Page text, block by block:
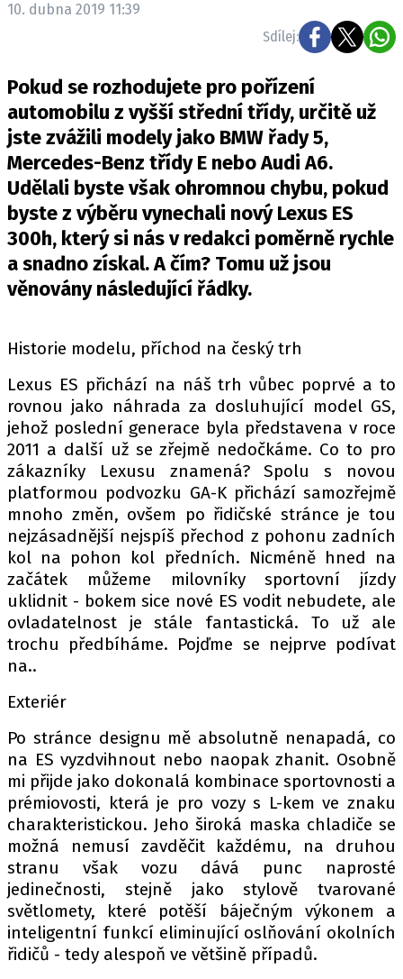
OSTATNÍ
TISKOVKY
ROZHOVORY
DAKAR
Z DOMOVA
ZE SVĚTA
MOTORSPORT
ČEŠI V AKCI
FIA CEZ & POHÁRY
MEZINÁRODNÍ SCÉNA
SLEDUJTE NÁS NA|
Máte příběh, fotku nebo video?
Pošlete e-mail na autoroad.cz
ETICKÝ KODEX
KONTAKT
VYDAVATEL
Provozovatelem serveru autoroad.cz je
INCORP MEDIA GROUP s.r.o., IČ: 118 23 054
10. dubna 2019 11:39
Sdílej:
Pokud se rozhodujete pro pořízení
automobilu z vyšší střední třídy, určitě už
jste zvážili modely jako BMW řady 5,
Mercedes-Benz třídy E nebo Audi A6.
Udělali byste však ohromnou chybu, pokud
byste z výběru vynechali nový Lexus ES
300h, který si nás v redakci poměrně rychle
a snadno získal. A čím? Tomu už jsou
věnovány následující řádky.
Historie modelu, příchod na český trh
Lexus ES přichází na náš trh vůbec poprvé a to
rovnou jako náhrada za dosluhující model GS,
jehož poslední generace byla představena v roce
2011 a další už se zřejmě nedočkáme. Co to pro
zákazníky Lexusu znamená? Spolu s novou
platformou podvozku GA-K přichází samozřejmě
mnoho změn, ovšem po řidičské stránce je tou
nejzásadnější nejspíš přechod z pohonu zadních
kol na pohon kol předních. Nicméně hned na
začátek můžeme milovníky sportovní jízdy
uklidnit - bokem sice nové ES vodit nebudete, ale
ovladatelnost je stále fantastická. To už ale
trochu předbíháme. Pojďme se nejprve podívat
na..
Exteriér
Po stránce designu mě absolutně nenapadá, co
na ES vyzdvihnout nebo naopak zhanit. Osobně
mi přijde jako dokonalá kombinace sportovnosti a
prémiovosti, která je pro vozy s L-kem ve znaku
charakteristickou. Jeho široká maska chladiče se
možná nemusí zavděčit každému, na druhou
stranu však vozu dává punc naprosté
jedinečnosti, stejně jako stylově tvarované
světlomety, které potěší báječným výkonem a
inteligentní funkcí eliminující oslňování okolních
řidičů - tedy alespoň ve většině případů.